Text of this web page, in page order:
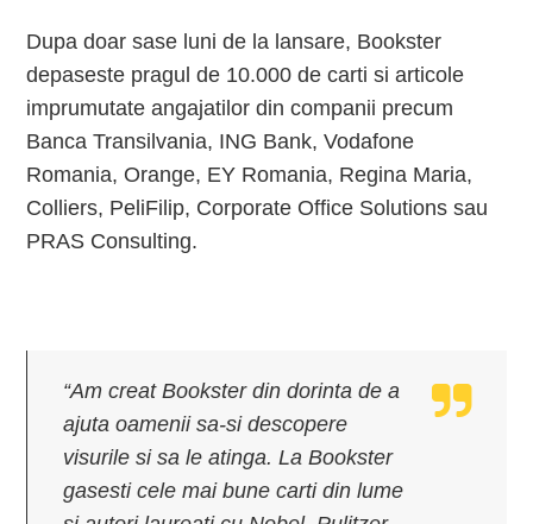
Dupa doar sase luni de la lansare, Bookster
depaseste pragul de 10.000 de carti si articole
imprumutate angajatilor din companii precum
Banca Transilvania, ING Bank, Vodafone
Romania, Orange, EY Romania, Regina Maria,
Colliers, PeliFilip, Corporate Office Solutions sau
PRAS Consulting.
“Am creat Bookster din dorinta de a
ajuta oamenii sa-si descopere
visurile si sa le atinga. La Bookster
gasesti cele mai bune carti din lume